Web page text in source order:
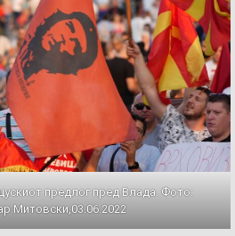
предлог пред Влада. Фото:
Митовски,03.06.2022